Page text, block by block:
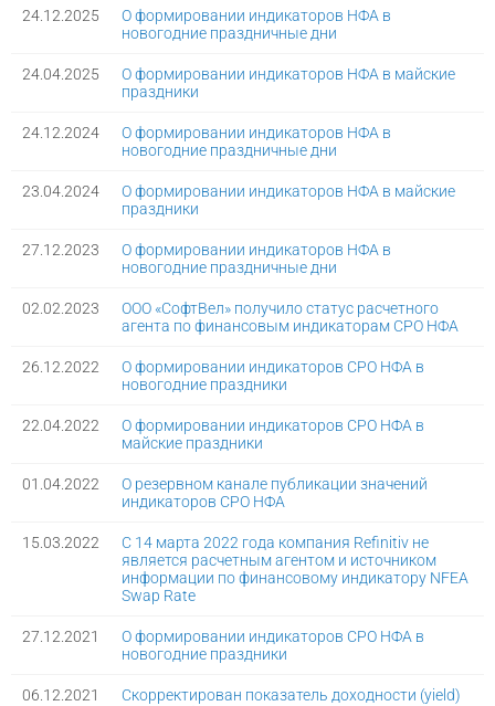
24.12.2025
О формировании индикаторов НФА в
новогодние праздничные дни
24.04.2025
О формировании индикаторов НФА в майские
праздники
24.12.2024
О формировании индикаторов НФА в
новогодние праздничные дни
23.04.2024
О формировании индикаторов НФА в майские
праздники
27.12.2023
О формировании индикаторов НФА в
новогодние праздничные дни
02.02.2023
ООО «СофтВел» получило статус расчетного
агента по финансовым индикаторам СРО НФА
26.12.2022
О формировании индикаторов СРО НФА в
новогодние праздники
22.04.2022
О формировании индикаторов СРО НФА в
майские праздники
01.04.2022
О резервном канале публикации значений
индикаторов СРО НФА
15.03.2022
С 14 марта 2022 года компания Refinitiv не
является расчетным агентом и источником
информации по финансовому индикатору NFEA
Swap Rate
27.12.2021
О формировании индикаторов СРО НФА в
новогодние праздники
06.12.2021
Скорректирован показатель доходности (yield)